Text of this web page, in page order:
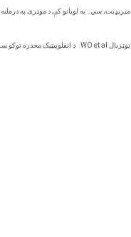
ميريډيت، سي. په لویانو کې د موټری په
پوټریال WO et al. د انفلوپیټیک مخدره توکو